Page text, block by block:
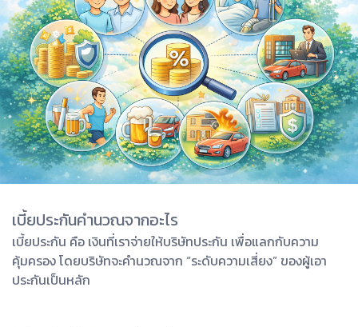
เบี้ยประกันคำนวณจากอะไร
เบี้ยประกัน คือ เงินที่เราจ่ายให้บริษัทประกัน เพื่อแลกกับความ
คุ้มครอง โดยบริษัทจะคำนวณจาก “ระดับความเสี่ยง” ของผู้เอา
ประกันเป็นหลัก